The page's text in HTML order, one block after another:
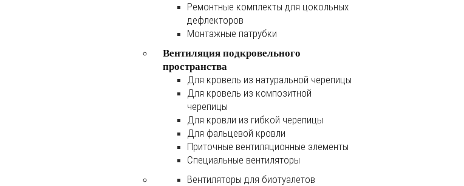
Ремонтные комплекты для цокольных
дефлекторов
Монтажные патрубки
Вентиляция подкровельного
пространства
Для кровель из натуральной черепицы
Для кровель из композитной
черепицы
Для кровли из гибкой черепицы
Для фальцевой кровли
Приточные вентиляционные элементы
Специальные вентиляторы
Вентиляторы для биотуалетов